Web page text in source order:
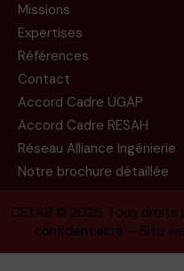
Missions
Expertises
Références
Contact
Accord Cadre UGAP
Accord Cadre RESAH
Réseau Alliance Ingénierie
Notre brochure détaillée
CETAB © 2026. Tous droits
confidentialité – Site